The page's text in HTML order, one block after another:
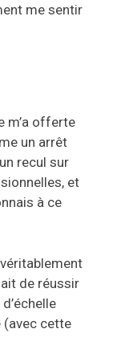
me sentir
m’a offerte
un arrêt
recul sur
et
à ce
de réussir
(avec cette